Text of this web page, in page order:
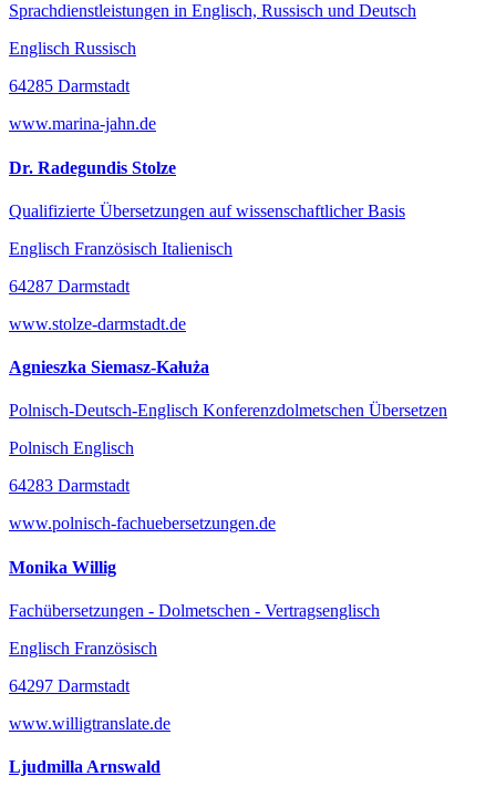
Sprachdienstleistungen in Englisch, Russisch und Deutsch
Englisch Russisch
64285 Darmstadt
www.marina-jahn.de
Dr. Radegundis Stolze
Qualifizierte Übersetzungen auf wissenschaftlicher Basis
Englisch Französisch Italienisch
64287 Darmstadt
www.stolze-darmstadt.de
Agnieszka Siemasz-Kałuża
Polnisch-Deutsch-Englisch Konferenzdolmetschen Übersetzen
Polnisch Englisch
64283 Darmstadt
www.polnisch-fachuebersetzungen.de
Monika Willig
Fachübersetzungen - Dolmetschen - Vertragsenglisch
Englisch Französisch
64297 Darmstadt
www.willigtranslate.de
Ljudmilla Arnswald